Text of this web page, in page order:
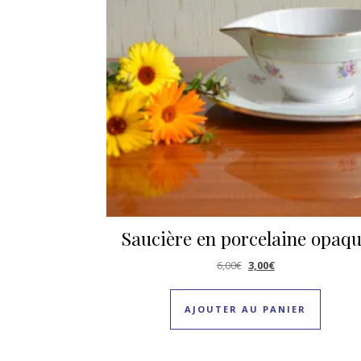
Saucière en porcelaine
6,00€ Le prix initial était : 6,00€.
3,00€Le prix actuel est :
AJOUTER AU PANIER